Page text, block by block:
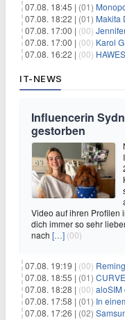
07.08. 18:45 | (01)
07.08. 18:22 | (01) Makita
07.08. 17:00 | (00) Jennifer Grey:
07.08. 17:00 | (00) Karol G
07.08. 16:22 | (00)
IT-NEWS
Influencerin
gestorben
Video auf ihren Profilen
dich immer so sehr
nach […] (00)
07.08. 19:19 | (00)
07.08. 18:55 | (01) CURVER
07.08. 18:28 | (00) aloSIM
07.08. 17:58 | (01) In einem
07.08. 17:26 | (02) Samsung